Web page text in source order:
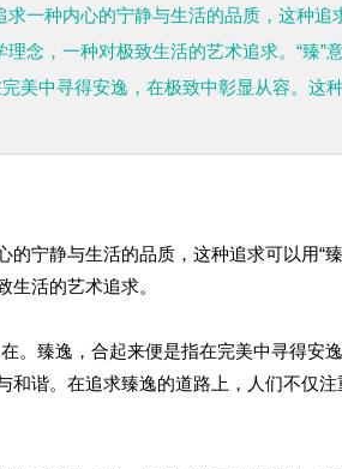
一种内心的宁静与生活的品质，这种追
念，一种对极致生活的艺术追求。“臻”
美中寻得安逸，在极致中彰显从容。这
宁静与生活的品质，这种追求可以用“
活的艺术追求。
。臻逸，合起来便是指在完美中寻得安
谐。在追求臻逸的道路上，人们不仅